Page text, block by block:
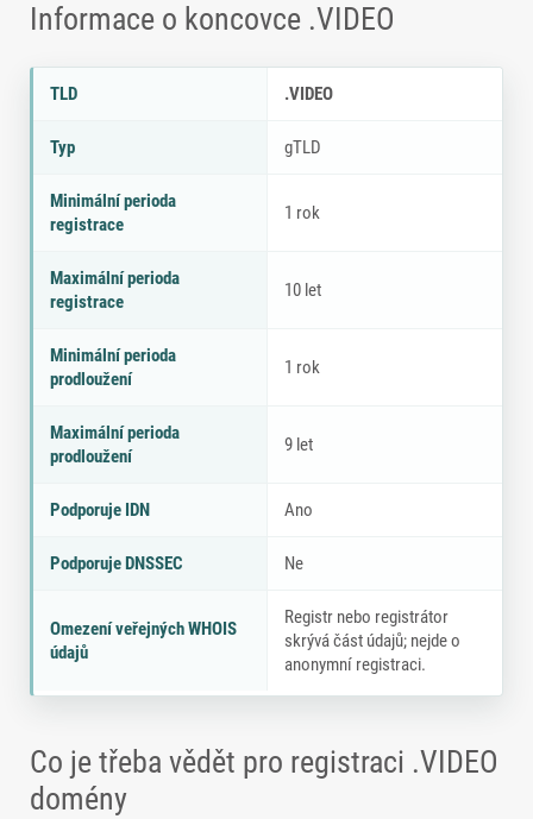
Informace o koncovce .VIDEO
P
r
e
tr
t
a
TLD .VIDEO
Typ gTLD
Minimální perioda
registrace
1 rok
Maximální perioda
registrace
10 let
Minimální perioda
prodloužení
1 rok
Maximální perioda
prodloužení
9 let
Podporuje IDN Ano
Podporuje DNSSEC Ne
Omezení veřejných WHOIS
údajů
Registr nebo registrátor
skrývá část údajů; nejde o
anonymní registraci.
Co je třeba vědět pro registraci .VIDEO
domény